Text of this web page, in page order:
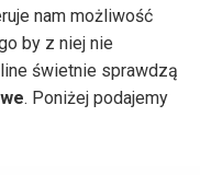
nam możliwość
by z niej nie
świetnie sprawdzą
. Poniżej podajemy